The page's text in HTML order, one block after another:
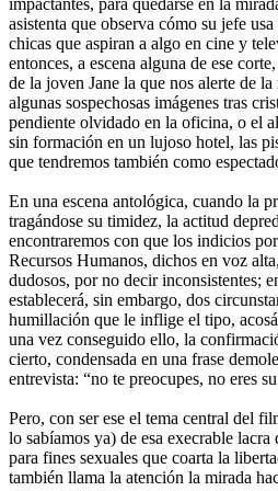
asistenta que observa cómo su jefe
chicas que aspiran a algo en cine y
entonces, a escena alguna de ese
de la joven Jane la que nos alerte de
algunas sospechosas imágenes tras
pendiente olvidado en la oficina, o el
sin formación en un lujoso hotel, las
que tendremos también como
En una escena antológica, cuando la
tragándose su timidez, la actitud
encontraremos con que los indicios
Recursos Humanos, dichos en voz
dudosos, por no decir inconsistentes;
establecerá, sin embargo, dos
humillación que le inflige el tipo,
una vez conseguido ello, la
cierto, condensada en una frase
entrevista: “no te preocupes, no eres
Pero, con ser ese el tema central del
lo sabíamos ya) de esa execrable
para fines sexuales que coarta la
también llama la atención la mirada